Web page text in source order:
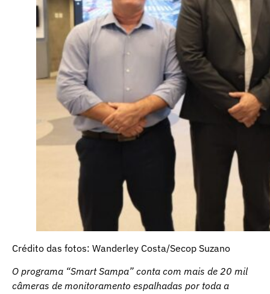
Crédito das fotos: Wanderley Costa/Secop Suzano
O programa “Smart Sampa” conta com mais de 20 mil
câmeras de monitoramento espalhadas por toda a